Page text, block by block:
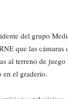
del grupo
que las cámaras
al terreno de juego
en el graderío.